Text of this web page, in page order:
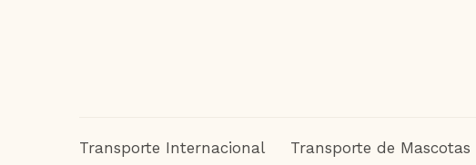
Transporte Internacional Transporte de Mascotas